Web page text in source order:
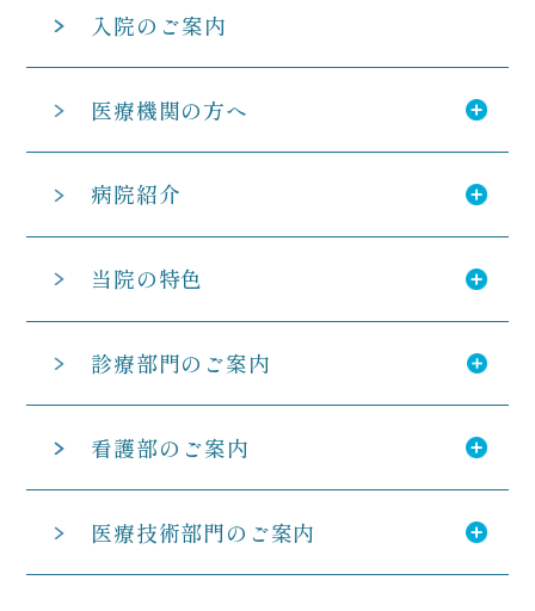
入院のご案内
医療機関の方へ
病院紹介
当院の特色
診療部門のご案内
看護部のご案内
医療技術部門のご案内